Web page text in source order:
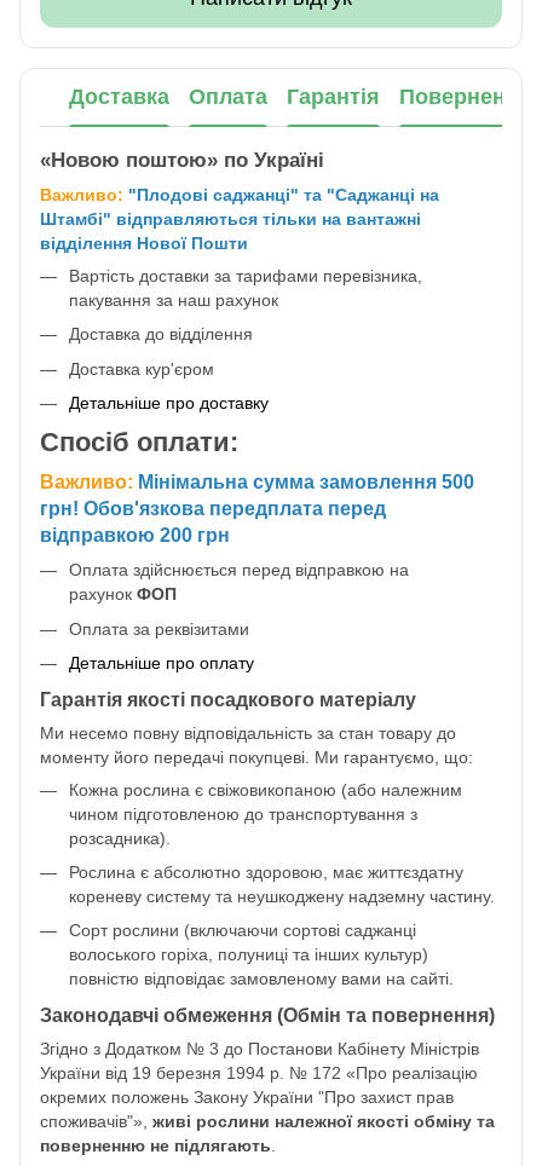
Доставка Оплата Гарантія Повернення
«Новою поштою» по Україні
Важливо: "Плодові саджанці" та "Саджанці на
Штамбі" відправляються тільки на вантажні
відділення Нової Пошти
Вартість доставки за тарифами перевізника,
пакування за наш рахунок
Доставка до відділення
Доставка кур'єром
Детальніше про доставку
Спосіб оплати:
Важливо: Мінімальна сумма замовлення 500
грн! Обов'язкова передплата перед
відправкою 200 грн
Оплата здійснюється перед відправкою на
рахунок ФОП
Оплата за реквізитами
Детальніше про оплату
Гарантія якості посадкового матеріалу
Ми несемо повну відповідальність за стан товару до
моменту його передачі покупцеві. Ми гарантуємо, що:
Кожна рослина є свіжовикопаною (або належним
чином підготовленою до транспортування з
розсадника).
Рослина є абсолютно здоровою, має життєздатну
кореневу систему та неушкоджену надземну частину.
Сорт рослини (включаючи сортові саджанці
волоського горіха, полуниці та інших культур)
повністю відповідає замовленому вами на сайті.
Законодавчі обмеження (Обмін та повернення)
Згідно з Додатком № 3 до Постанови Кабінету Міністрів
України від 19 березня 1994 р. № 172 «Про реалізацію
окремих положень Закону України "Про захист прав
споживачів"», живі рослини належної якості обміну та
поверненню не підлягають